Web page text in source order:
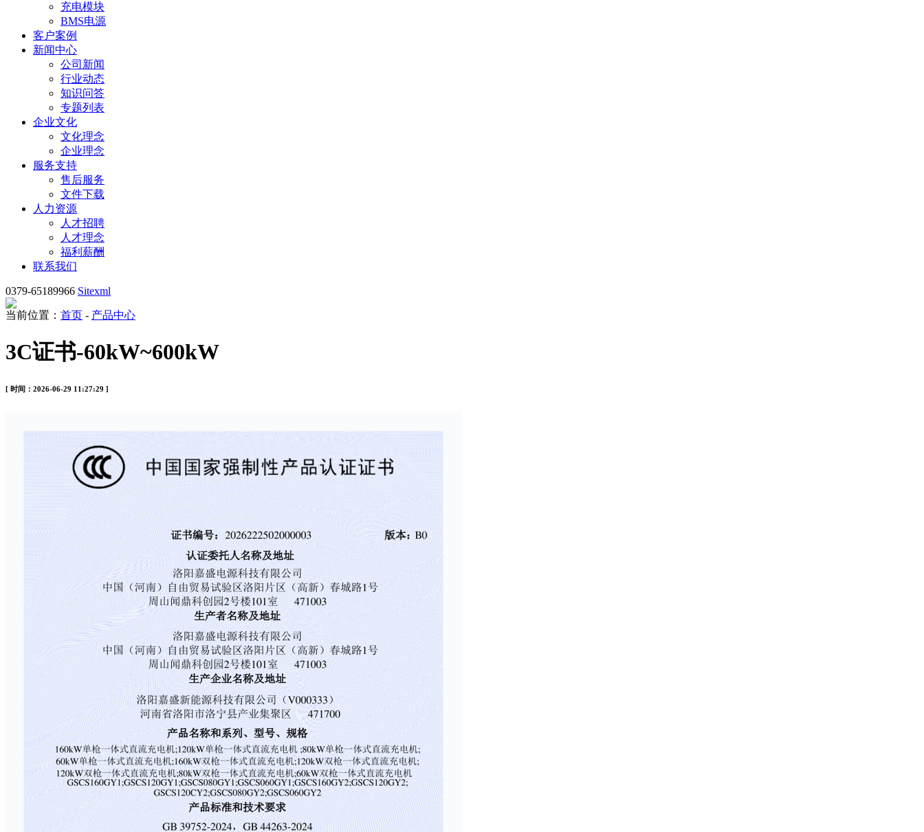
充电模块
BMS电源
客户案例
新闻中心
公司新闻
行业动态
知识问答
专题列表
企业文化
文化理念
企业理念
服务支持
售后服务
文件下载
人力资源
人才招聘
人才理念
福利薪酬
联系我们
0379-65189966 Sitexml
当前位置： 首页 - 产品中心
3C证书-60kW~600kW
[ 时间：2026-06-29 11:27:29 ]